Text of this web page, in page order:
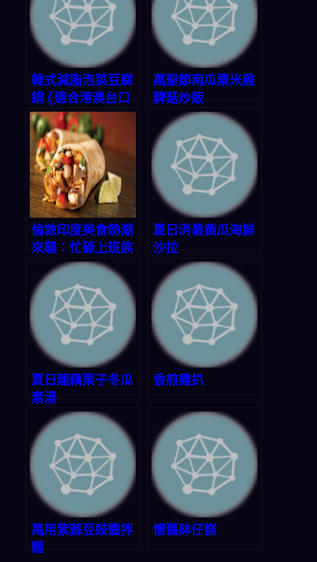
韓式減脂泡菜豆腐
鍋 (適合港澳台口
味)
萬聖節南瓜粟米雞
髀菇炒飯
倫敦印度美食熱潮
來襲：忙碌上班族
如何在家輕鬆煮出
三餸一湯，解決今
晚晚餐不知道吃什
麼的煩惱？
夏日消暑黃瓜海鮮
沙拉
夏日蓮藕栗子冬瓜
素湯
香煎雞扒
萬用紫蘇豆豉醬拌
麵
懷舊砵仔糕